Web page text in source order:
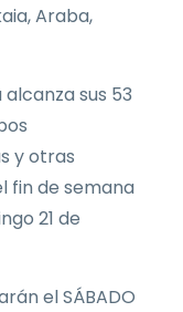
Araba,
sus 53
y otras
fin de semana
21 de
el SÁBADO